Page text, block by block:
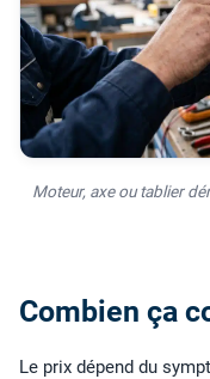
Moteur, axe ou tablier
Combien ça
Le prix dépend du